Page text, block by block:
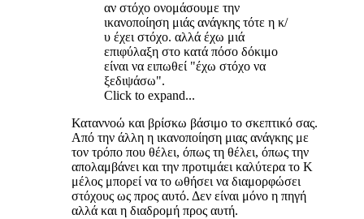
αν στόχο ονομάσουμε την
ικανοποίηση μιάς ανάγκης τότε η κ/
υ έχει στόχο. αλλά έχω μιά
επιφύλαξη στο κατά πόσο δόκιμο
είναι να ειπωθεί "έχω στόχο να
ξεδιψάσω".
Click to expand...
Καταννοώ και βρίσκω βάσιμο το σκεπτικό σας.
Από την άλλη η ικανοποίηση μιας ανάγκης με
τον τρόπο που θέλει, όπως τη θέλει, όπως την
απολαμβάνει και την προτιμάει καλύτερα το Κ
μέλος μπορεί να το ωθήσει να διαμορφώσει
στόχους ως προς αυτό. Δεν είναι μόνο η πηγή
αλλά και η διαδρομή προς αυτή.